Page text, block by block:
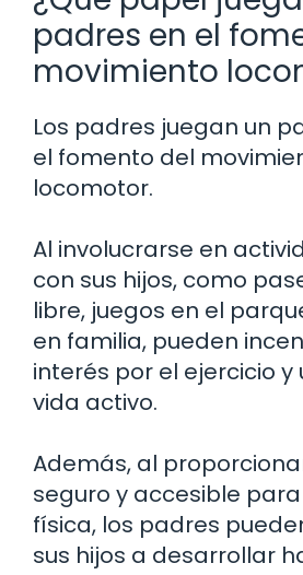
padres en el
movimiento
Los padres juegan un
el fomento del
locomotor.
Al involucrarse en
con sus hijos, como
libre, juegos en el
en familia, pueden
interés por el ejercicio y
vida activo.
Además, al
seguro y accesible
física, los padres
sus hijos a desarrollar